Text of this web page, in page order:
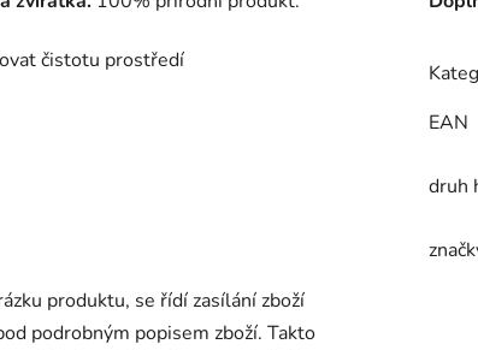
čistotu prostředí
produktu, se řídí zasílání zboží
podrobným popisem zboží. Takto
EAN
druh